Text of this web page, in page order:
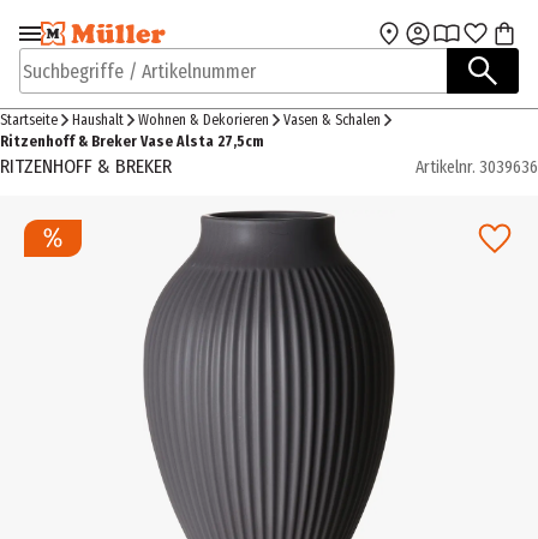
Zur Navigation
springen
Zum Hauptinhalt
Suchbegriffe / Artikelnummer
Startseite Haushalt Wohnen & Dekorieren
Vasen & Schalen
Ritzenhoff & Breker Vase Alsta 27,5cm
RITZENHOFF & BREKER Artikelnr. 3039636